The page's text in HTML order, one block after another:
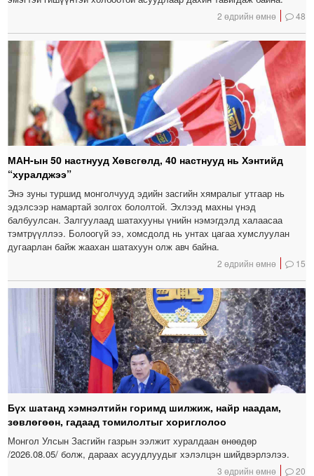
2 өдрийн өмнө 48
МАН-ын 50 настнууд Хөвсгөлд, 40 настнууд нь Хэнтийд
“хуралджээ”
Энэ зуны туршид монголчууд эдийн засгийн хямралыг утгаар нь
эдэлсээр намартай золгох бололтой. Эхлээд махны үнэд
балбуулсан. Залгуулаад шатахууны үнийн нэмэгдэлд халаасаа
тэмтрүүллээ. Болоогүй ээ, хомсдолд нь унтах цагаа хумслуулан
дугаарлан байж жаахан шатахуун олж авч байна.
2 өдрийн өмнө 15
Бүх шатанд хэмнэлтийн горимд шилжиж, найр наадам,
зөвлөгөөн, гадаад томилолтыг хориглолоо
Монгол Улсын Засгийн газрын ээлжит хуралдаан өнөөдөр
/2026.08.05/ болж, дараах асуудлуудыг хэлэлцэн шийдвэрлэлээ.
3 өдрийн өмнө 20